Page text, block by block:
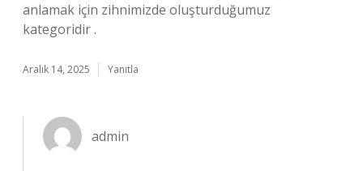
anlamak için zihnimizde oluşturduğumuz
kategoridir .
Aralık 14, 2025 Yanıtla
admin